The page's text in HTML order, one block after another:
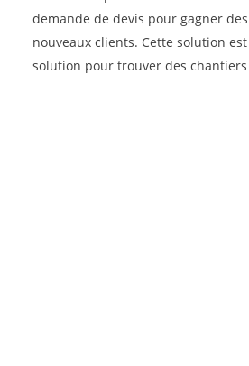
demande de devis pour gagner
nouveaux clients. Cette solution
solution pour trouver des